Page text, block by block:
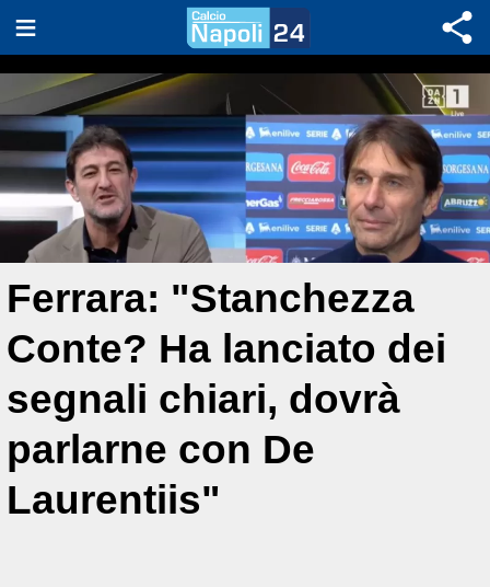
Ferrara: "Stanchezza
Conte? Ha lanciato dei
segnali chiari, dovrà
parlarne con De
Laurentiis"